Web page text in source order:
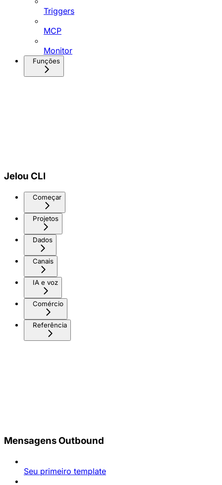
Triggers
MCP
Monitor
Funções
Jelou CLI
Começar
Projetos
Dados
Canais
IA e voz
Comércio
Referência
Mensagens Outbound
Seu primeiro template